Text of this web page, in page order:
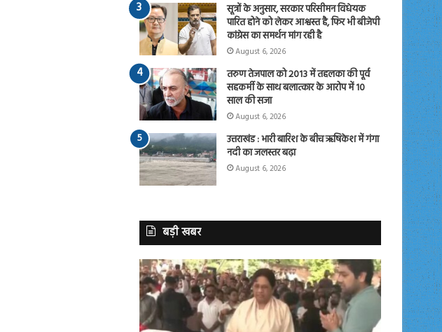
सूत्रों के अनुसार, सरकार परिसीमन विधेयक
पारित होने को लेकर आश्वस्त है, फिर भी बीजेपी
कांग्रेस का समर्थन मांग रही है
August 6, 2026
तरुण तेजपाल को 2013 में तहलका की पूर्व
सहकर्मी के साथ बलात्कार के आरोप में 10
साल की सजा
August 6, 2026
उत्तराखंड : भारी बारिश के बीच ऋषिकेश में गंगा
नदी का जलस्तर बढ़ा
August 6, 2026
बड़ी खबर